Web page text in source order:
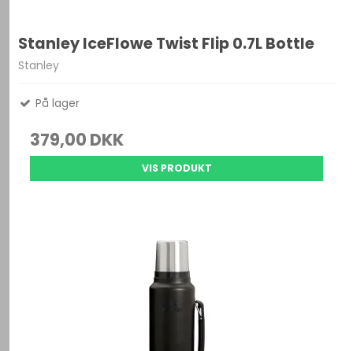
Stanley IceFlowe Twist Flip 0.7L Bottle
Stanley
På lager
379,00 DKK
VIS PRODUKT